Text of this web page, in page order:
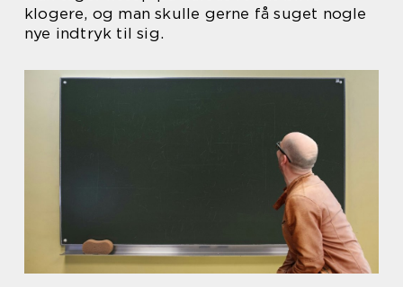
klogere, og man skulle gerne få suget nogle
nye indtryk til sig.